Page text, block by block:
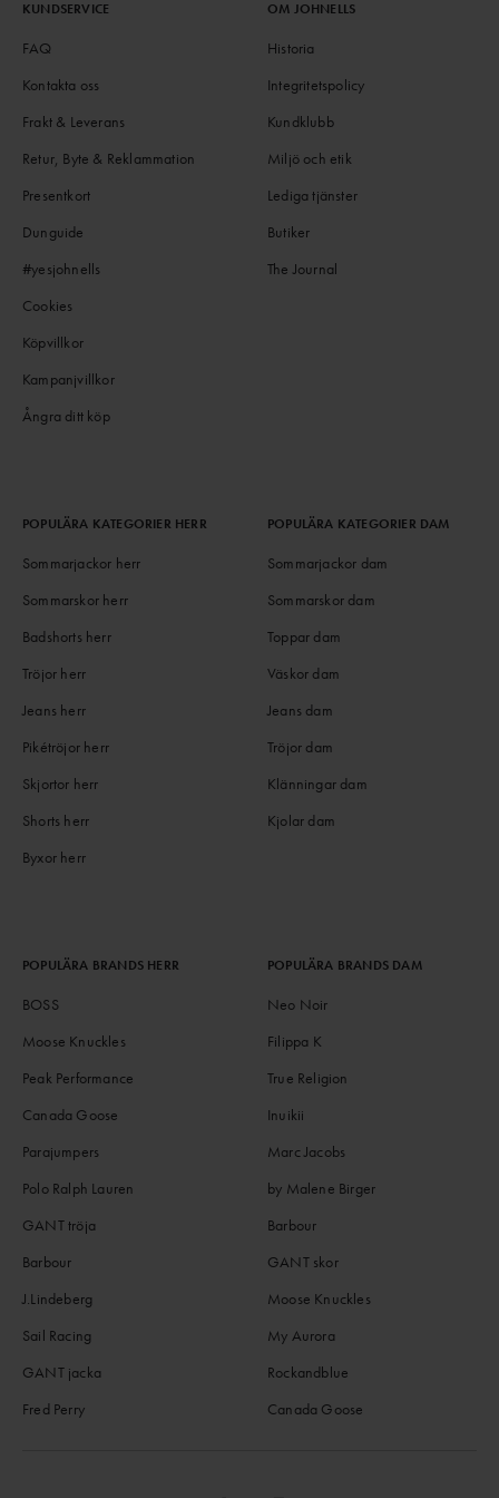
KUNDSERVICE
FAQ
Kontakta oss
Frakt & Leverans
Retur, Byte & Reklammation
Presentkort
Dunguide
#yesjohnells
Cookies
Köpvillkor
Kampanjvillkor
Ångra ditt köp
OM JOHNELLS
Historia
Integritetspolicy
Kundklubb
Miljö och etik
Lediga tjänster
Butiker
The Journal
POPULÄRA KATEGORIER HERR
Sommarjackor herr
Sommarskor herr
Badshorts herr
Tröjor herr
Jeans herr
Pikétröjor herr
Skjortor herr
Shorts herr
Byxor herr
POPULÄRA KATEGORIER DAM
Sommarjackor dam
Sommarskor dam
Toppar dam
Väskor dam
Jeans dam
Tröjor dam
Klänningar dam
Kjolar dam
POPULÄRA BRANDS HERR
BOSS
Moose Knuckles
Peak Performance
Canada Goose
Parajumpers
Polo Ralph Lauren
GANT tröja
Barbour
J.Lindeberg
Sail Racing
GANT jacka
Fred Perry
POPULÄRA BRANDS DAM
Neo Noir
Filippa K
True Religion
Inuikii
Marc Jacobs
by Malene Birger
Barbour
GANT skor
Moose Knuckles
My Aurora
Rockandblue
Canada Goose